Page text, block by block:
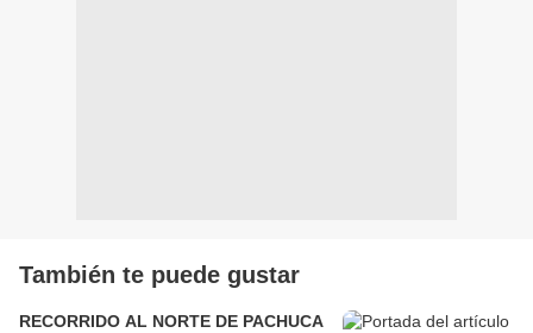
También te puede gustar
RECORRIDO AL NORTE DE PACHUCA